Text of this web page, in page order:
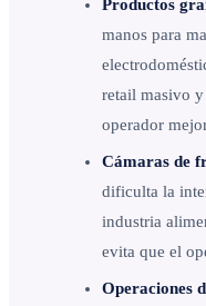
Productos
manos para
retail masivo y
operador
Cámaras de
dificulta la
industria
evita que el
Operaciones